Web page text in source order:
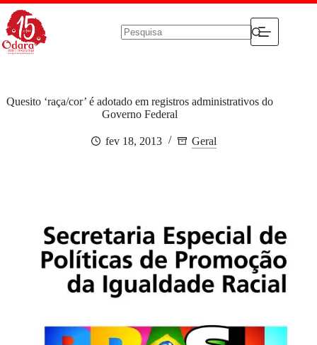
Pular
para
conteúdo
Quesito ‘raça/cor’ é adotado em registros administrativos do
Governo Federal
fev 18, 2013 Geral